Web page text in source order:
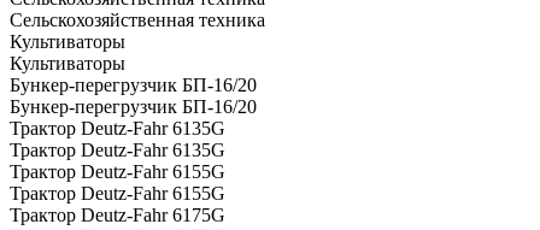
Сельскохозяйственная техника
Культиваторы
Культиваторы
Бункер-перегрузчик БП-16/20
Бункер-перегрузчик БП-16/20
Трактор Deutz-Fahr 6135G
Трактор Deutz-Fahr 6135G
Трактор Deutz-Fahr 6155G
Трактор Deutz-Fahr 6155G
Трактор Deutz-Fahr 6175G